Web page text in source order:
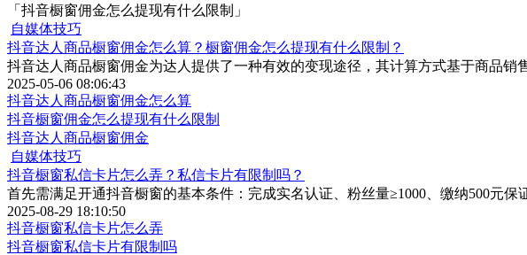
「抖音橱窗佣金怎么提现有什么限制」
抖音达人商品橱窗佣金怎么算？橱窗佣金怎么提现有什么限制？
抖音达人商品橱窗佣金为达人提供了一种有效的变现途径，其计算方式基于商品销
2025-05-06 08:06:43
抖音达人商品橱窗佣金怎么算
抖音橱窗佣金怎么提现有什么限制
抖音达人商品橱窗佣金
自媒体技巧
抖音橱窗私信卡片怎么弄？私信卡片有限制吗？
首先需满足开通抖音橱窗的基本条件：完成实名认证、粉丝量≥1000、缴纳500元保
2025-08-29 18:10:50
抖音橱窗私信卡片怎么弄
抖音橱窗私信卡片有限制吗